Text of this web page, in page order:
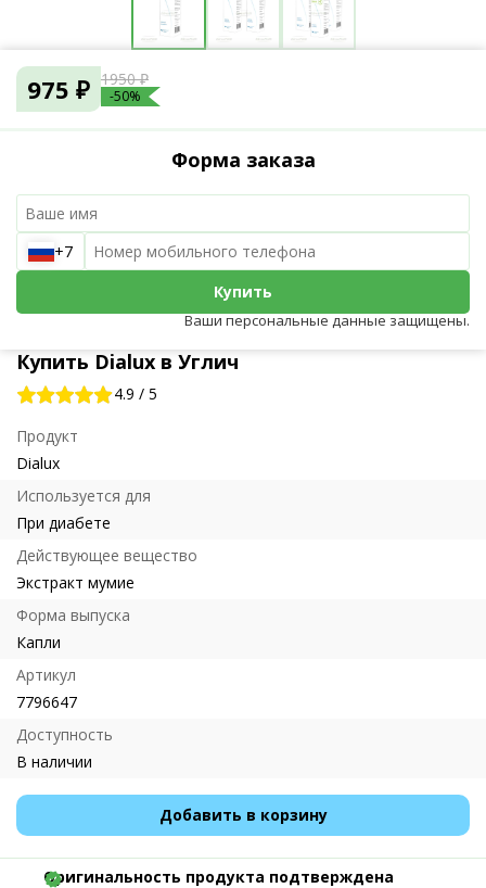
Купить Dialux в Углич
4.9 / 5
Продукт
Dialux
Используется для
При диабете
Действующее вещество
Экстракт мумие
Форма выпуска
Капли
Артикул
7796647
Доступность
В наличии
Добавить в корзину
975 ₽ 1950 ₽
-50%
Форма заказа
+7
Купить
Ваши персональные данные защищены.
Оригинальность продукта подтверждена